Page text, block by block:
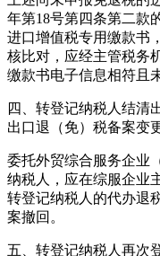
年第18号第四条第二款
进口增值税专用缴款书
核比对，应经主管税务
缴款书电子信息相符且
四、转登记纳税人结清
出口退（免）税备案变
委托外贸综合服务企业
纳税人，应在综服企业
转登记纳税人的代办退
案撤回。
五、转登记纳税人再次